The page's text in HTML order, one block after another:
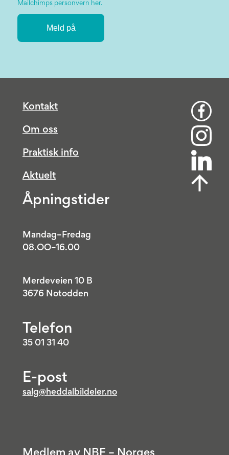
Mailchimps personvern her.
Kontakt
Om oss
Praktisk info
Aktuelt
Åpningstider
Mandag–Fredag
08.OO–16.00
Merdeveien 10 B
3676 Notodden
Telefon
35 01 31 40
E-post
salg@heddalbildeler.no